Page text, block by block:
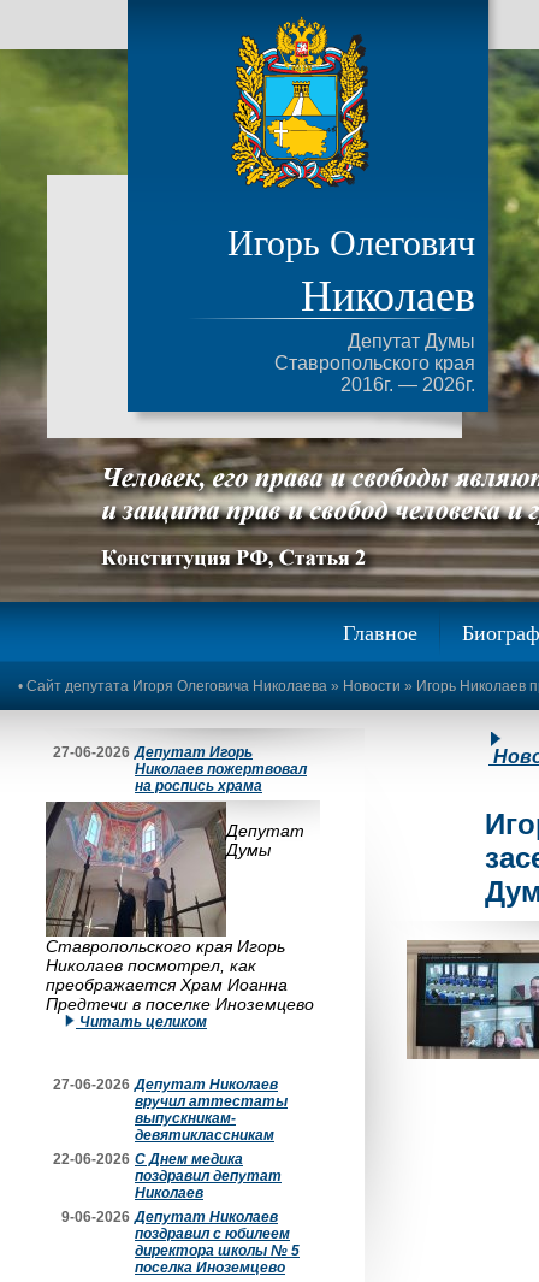
Игорь Олегович
Николаев
Депутат Думы
Ставропольского края
2016г. — 2026г.
Главное
• Сайт депутата Игоря Олеговича Николаева » Новости » Игорь Николаев
27-06-2026 Депутат Игорь
Николаев пожертвовал
на роспись храма
Депутат
Думы
Ставропольского края Игорь
Николаев посмотрел, как
преображается Храм Иоанна
Предтечи в поселке Иноземцево
Читать целиком
27-06-2026 Депутат Николаев
вручил аттестаты
выпускникам-
девятиклассникам
22-06-2026 С Днем медика
поздравил депутат
Николаев
9-06-2026 Депутат Николаев
поздравил с юбилеем
директора школы № 5
поселка Иноземцево